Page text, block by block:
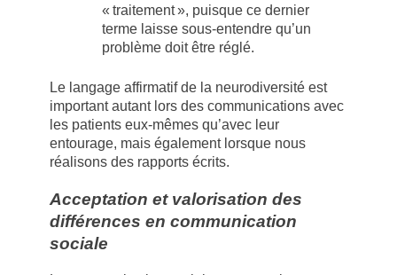
« traitement », puisque ce dernier
terme laisse sous-entendre qu’un
problème doit être réglé.
Le langage affirmatif de la neurodiversité est
important autant lors des communications avec
les patients eux-mêmes qu’avec leur
entourage, mais également lorsque nous
réalisons des rapports écrits.
Acceptation et valorisation des
différences en communication
sociale